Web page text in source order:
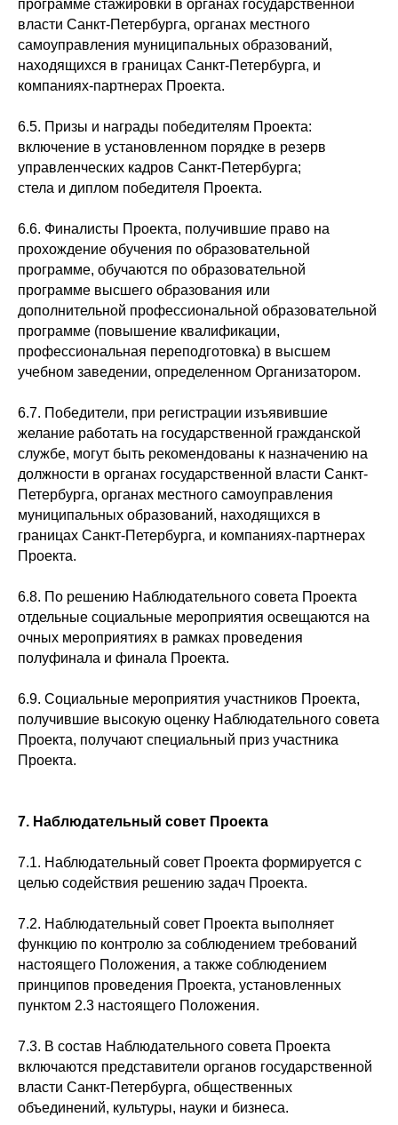
программе стажировки в органах государственной
власти Санкт-Петербурга, органах местного
самоуправления муниципальных образований,
находящихся в границах Санкт-Петербурга, и
компаниях-партнерах Проекта.
6.5. Призы и награды победителям Проекта:
включение в установленном порядке в резерв
управленческих кадров Санкт-Петербурга;
стела и диплом победителя Проекта.
6.6. Финалисты Проекта, получившие право на
прохождение обучения по образовательной
программе, обучаются по образовательной
программе высшего образования или
дополнительной профессиональной образовательной
программе (повышение квалификации,
профессиональная переподготовка) в высшем
учебном заведении, определенном Организатором.
6.7. Победители, при регистрации изъявившие
желание работать на государственной гражданской
службе, могут быть рекомендованы к назначению на
должности в органах государственной власти Санкт-
Петербурга, органах местного самоуправления
муниципальных образований, находящихся в
границах Санкт-Петербурга, и компаниях-партнерах
Проекта.
6.8. По решению Наблюдательного совета Проекта
отдельные социальные мероприятия освещаются на
очных мероприятиях в рамках проведения
полуфинала и финала Проекта.
6.9. Социальные мероприятия участников Проекта,
получившие высокую оценку Наблюдательного совета
Проекта, получают специальный приз участника
Проекта.
7. Наблюдательный совет Проекта
7.1. Наблюдательный совет Проекта формируется с
целью содействия решению задач Проекта.
7.2. Наблюдательный совет Проекта выполняет
функцию по контролю за соблюдением требований
настоящего Положения, а также соблюдением
принципов проведения Проекта, установленных
пунктом 2.3 настоящего Положения.
7.3. В состав Наблюдательного совета Проекта
включаются представители органов государственной
власти Санкт-Петербурга, общественных
объединений, культуры, науки и бизнеса.